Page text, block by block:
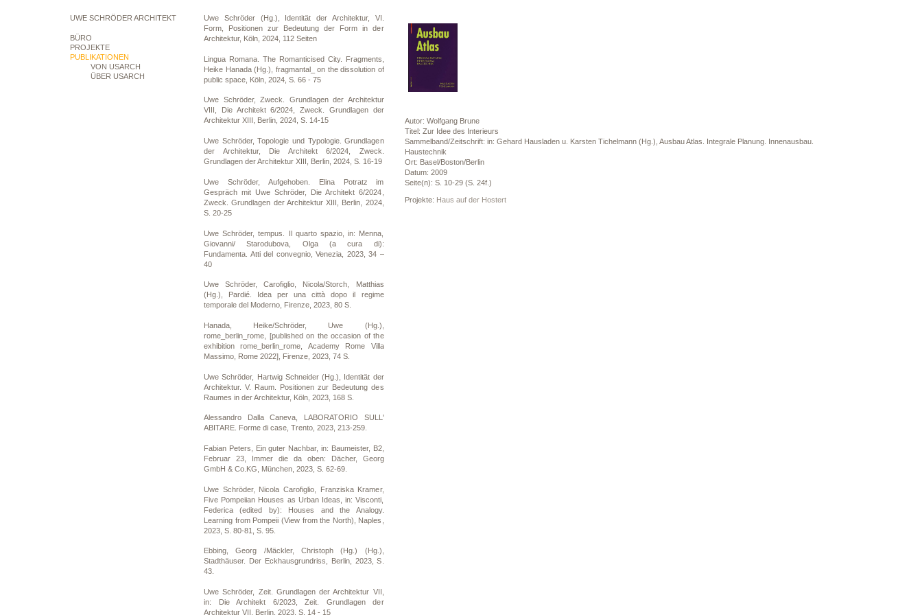
UWE SCHRÖDER ARCHITEKT
BÜRO
PROJEKTE
PUBLIKATIONEN
VON USARCH
ÜBER USARCH
Uwe Schröder (Hg.), Identität der Architektur, VI.
Form, Positionen zur Bedeutung der Form in der
Architektur, Köln, 2024, 112 Seiten
Lingua Romana. The Romanticised City. Fragments,
Heike Hanada (Hg.), fragmantal_ on the dissolution of
public space, Köln, 2024, S. 66 - 75
Uwe Schröder, Zweck. Grundlagen der Architektur
VIII, Die Architekt 6/2024, Zweck. Grundlagen der
Architektur XIII, Berlin, 2024, S. 14-15
Uwe Schröder, Topologie und Typologie. Grundlagen
der Architektur, Die Architekt 6/2024, Zweck.
Grundlagen der Architektur XIII, Berlin, 2024, S. 16-19
Uwe Schröder, Aufgehoben. Elina Potratz im
Gespräch mit Uwe Schröder, Die Architekt 6/2024,
Zweck. Grundlagen der Architektur XIII, Berlin, 2024,
S. 20-25
Uwe Schröder, tempus. Il quarto spazio, in: Menna,
Giovanni/ Starodubova, Olga (a cura di):
Fundamenta. Atti del convegnio, Venezia, 2023, 34 –
40
Uwe Schröder, Carofiglio, Nicola/Storch, Matthias
(Hg.), Pardié. Idea per una città dopo il regime
temporale del Moderno, Firenze, 2023, 80 S.
Hanada, Heike/Schröder, Uwe (Hg.),
rome_berlin_rome, [published on the occasion of the
exhibition rome_berlin_rome, Academy Rome Villa
Massimo, Rome 2022], Firenze, 2023, 74 S.
Uwe Schröder, Hartwig Schneider (Hg.), Identität der
Architektur. V. Raum. Positionen zur Bedeutung des
Raumes in der Architektur, Köln, 2023, 168 S.
Alessandro Dalla Caneva, LABORATORIO SULL'
ABITARE. Forme di case, Trento, 2023, 213-259.
Fabian Peters, Ein guter Nachbar, in: Baumeister, B2,
Februar 23, Immer die da oben: Dächer, Georg
GmbH & Co.KG, München, 2023, S. 62-69.
Uwe Schröder, Nicola Carofiglio, Franziska Kramer,
Five Pompeiian Houses as Urban Ideas, in: Visconti,
Federica (edited by): Houses and the Analogy.
Learning from Pompeii (View from the North), Naples,
2023, S. 80-81, S. 95.
Ebbing, Georg /Mäckler, Christoph (Hg.) (Hg.),
Stadthäuser. Der Eckhausgrundriss, Berlin, 2023, S.
43.
Uwe Schröder, Zeit. Grundlagen der Architektur VII,
in: Die Architekt 6/2023, Zeit. Grundlagen der
Architektur VII, Berlin, 2023, S. 14 - 15
Autor: Wolfgang Brune
Titel: Zur Idee des Interieurs
Sammelband/Zeitschrift: in: Gehard Hausladen u. Karsten Tichelmann (Hg.), Ausbau Atlas. Integrale Planung. Innenausbau.
Haustechnik
Ort: Basel/Boston/Berlin
Datum: 2009
Seite(n): S. 10-29 (S. 24f.)
Projekte: Haus auf der Hostert